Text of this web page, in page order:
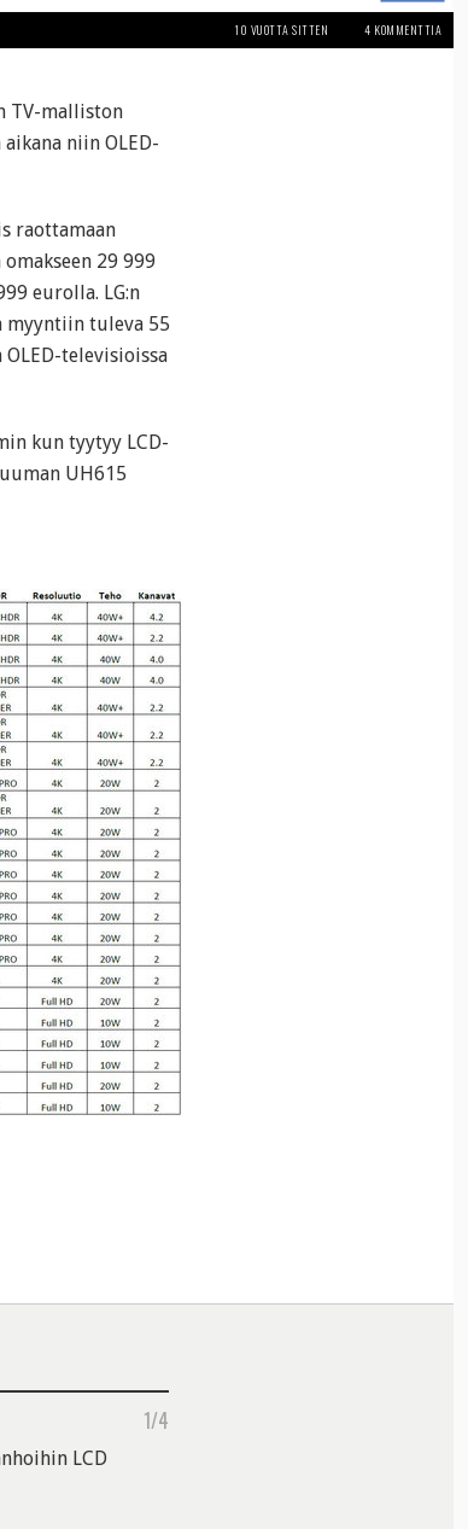
10 VUOTTA SITTEN 4 KOMMENTTIA
TV-malliston
niin OLED-
raottamaan
29 999
eurolla. LG:n
myyntiin tuleva 55
televisioissa
kun tyytyy LCD-
UH615
1/4
LCD